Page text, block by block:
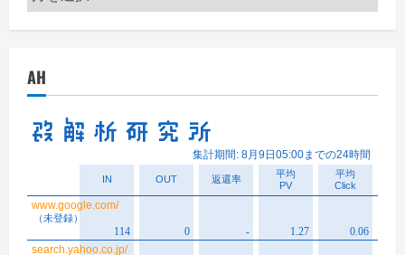
ー
ブ
AH